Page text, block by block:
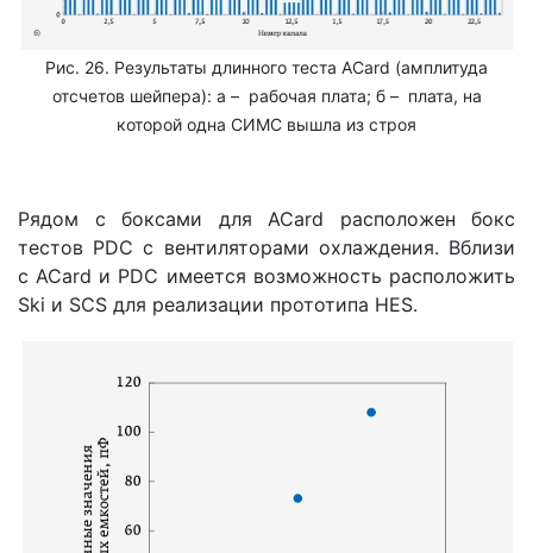
Рис. 26. Результаты длинного теста ACard (амплитуда
отсчетов шейпера): а – рабочая плата; б – плата, на
которой одна СИМС вышла из строя
Рядом с боксами для ACard расположен бокс
тестов PDC с вентиляторами охлаждения. Вблизи
с ACard и PDC имеется возможность расположить
Ski и SCS для реализации прототипа HES.